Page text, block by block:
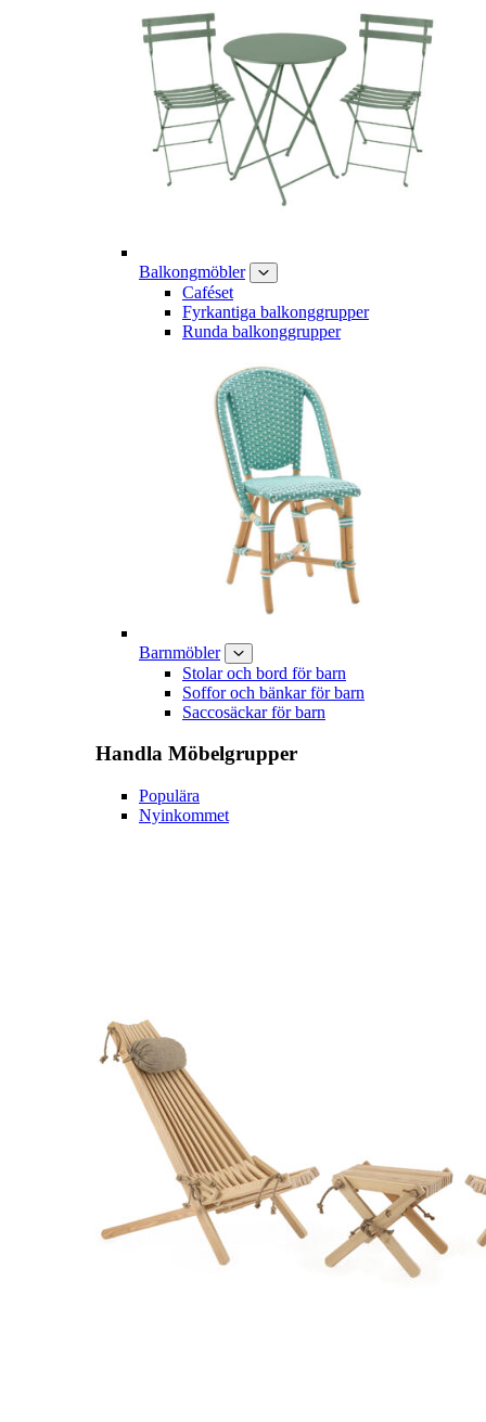
Balkongmöbler
Caféset
Fyrkantiga balkonggrupper
Runda balkonggrupper
Barnmöbler
Stolar och bord för barn
Soffor och bänkar för barn
Saccosäckar för barn
Handla Möbelgrupper
Populära
Nyinkommet